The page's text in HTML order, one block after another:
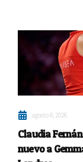
agosto 8, 2026
Claudia
nuevo a